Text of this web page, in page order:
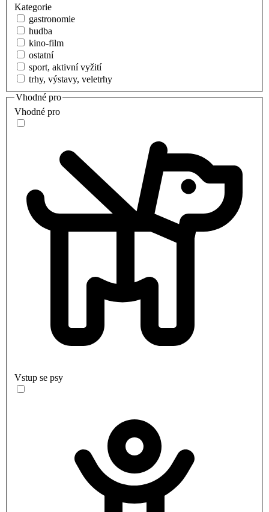
Kategorie
gastronomie
hudba
kino-film
ostatní
sport, aktivní vyžití
trhy, výstavy, veletrhy
Vhodné pro
Vhodné pro
Vstup se psy